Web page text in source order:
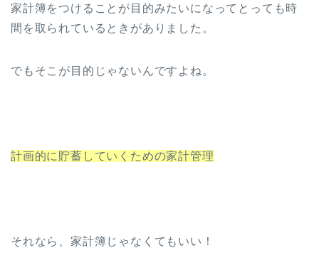
家計簿をつけることが目的みたいになってとっても時
間を取られているときがありました。
でもそこが目的じゃないんですよね。
計画的に貯蓄していくための家計管理
それなら、家計簿じゃなくてもいい！